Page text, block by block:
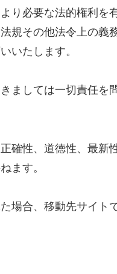
り必要な法的権利を
規その他法令上の義
いたします。
ましては一切責任を
性、道徳性、最新
ます。
場合、移動先サイト